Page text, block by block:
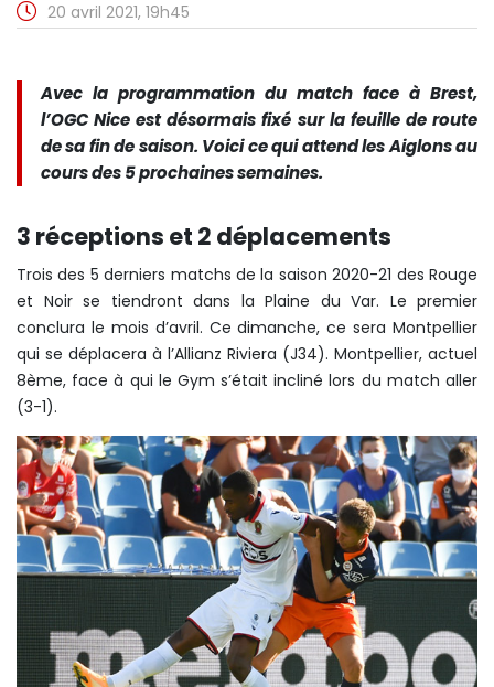
20 avril 2021, 19h45
Avec la programmation du match face à Brest,
l’OGC Nice est désormais fixé sur la feuille de route
de sa fin de saison. Voici ce qui attend les Aiglons au
cours des 5 prochaines semaines.
3 réceptions et 2 déplacements
Trois des 5 derniers matchs de la saison 2020-21 des Rouge
et Noir se tiendront dans la Plaine du Var. Le premier
conclura le mois d’avril. Ce dimanche, ce sera Montpellier
qui se déplacera à l’Allianz Riviera (J34). Montpellier, actuel
8ème, face à qui le Gym s’était incliné lors du match aller
(3-1).